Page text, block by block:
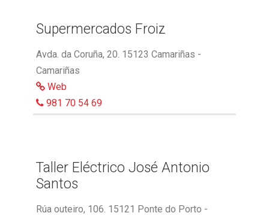
Supermercados Froiz
Avda. da Coruña, 20. 15123 Camariñas -
Camariñas
Web
981 70 54 69
Taller Eléctrico José Antonio
Santos
Rúa outeiro, 106. 15121 Ponte do Porto -